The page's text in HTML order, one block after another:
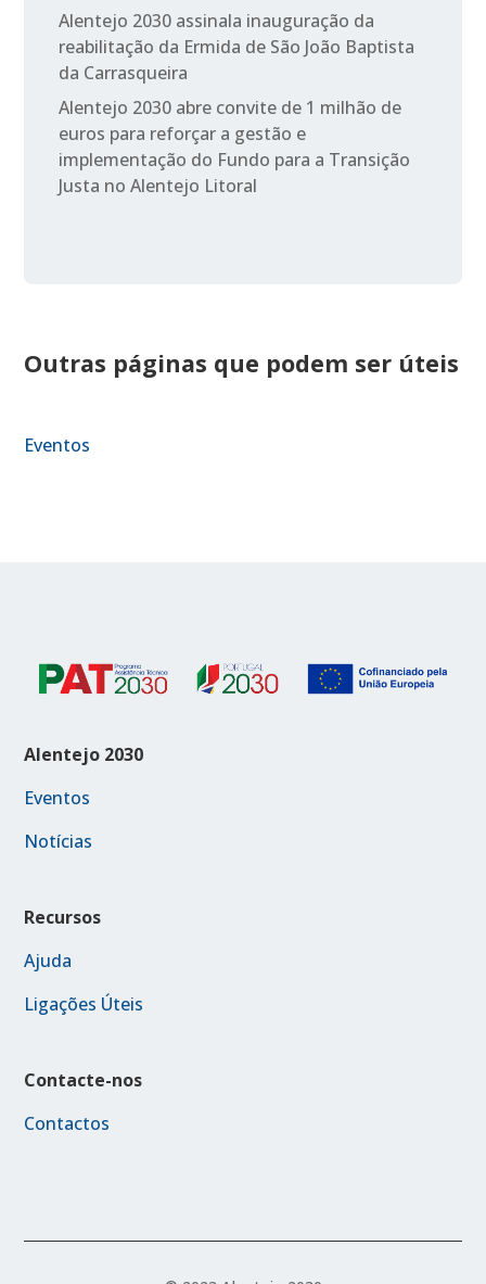
Alentejo 2030 assinala inauguração da
reabilitação da Ermida de São João Baptista
da Carrasqueira
Alentejo 2030 abre convite de 1 milhão de
euros para reforçar a gestão e
implementação do Fundo para a Transição
Justa no Alentejo Litoral
Outras páginas que podem ser úteis
Eventos
Alentejo 2030
Eventos
Notícias
Recursos
Ajuda
Ligações Úteis
Contacte-nos
Contactos